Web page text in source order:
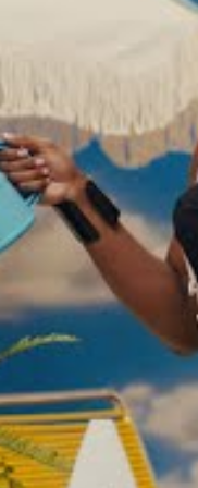
intéressé ! Mais
d’un
MIP n’excluait
voix derrière Clint
ailier type,
fait
un peu
très
un dribble
avec
de